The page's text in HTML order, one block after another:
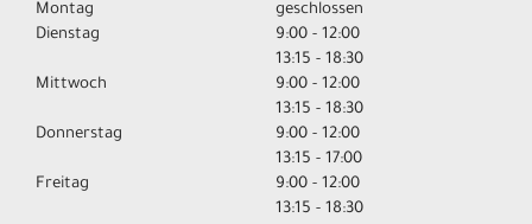
Montag
geschlossen
Dienstag
9:00 - 12:00
13:15 - 18:30
Mittwoch
9:00 - 12:00
13:15 - 18:30
Donnerstag
9:00 - 12:00
13:15 - 17:00
Freitag
9:00 - 12:00
13:15 - 18:30